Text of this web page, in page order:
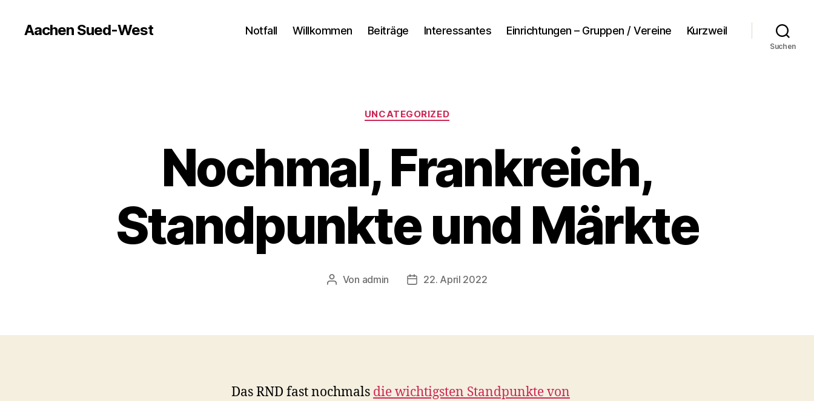
Aachen Sued-West Notfall Willkommen Beiträge Interessantes Einrichtungen – Gruppen / Vereine Kurzweil
Suchen
Kategorien
UNCATEGORIZED
Nochmal, Frankreich,
Standpunkte und Märkte
Beitragsautor
Von admin Veröffentlichungsdatum
22. April 2022
Das RND fast nochmals die wichtigsten Standpunkte von